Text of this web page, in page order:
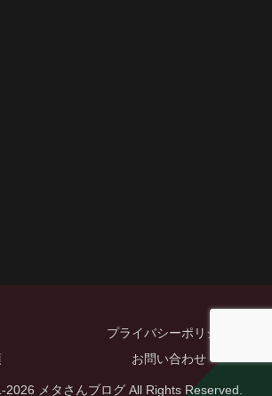
プライバシーポリシー
お問い合わせ
メタさんブログ All Rights Reserved.